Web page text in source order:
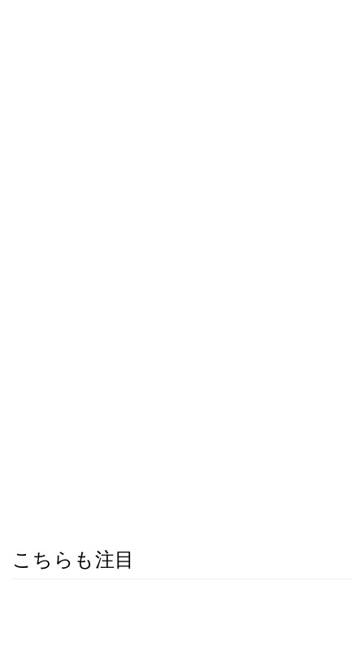
こちらも注目